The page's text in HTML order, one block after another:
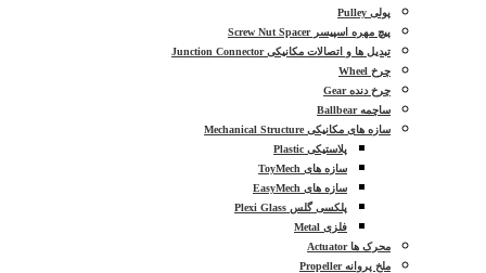
پولی Pulley
پیچ مهره اسپیسر Screw Nut Spacer
تبدیل ها و اتصالات مکانیکی Junction Connector
چرخ Wheel
چرخ دنده Gear
ساچمه Ballbear
سازه های مکانیکی Mechanical Structure
پلاستیکی Plastic
سازه های ToyMech
سازه های EasyMech
پلکسی گلس Plexi Glass
فلزی Metal
محرک ها Actuator
ملخ پروانه Propeller